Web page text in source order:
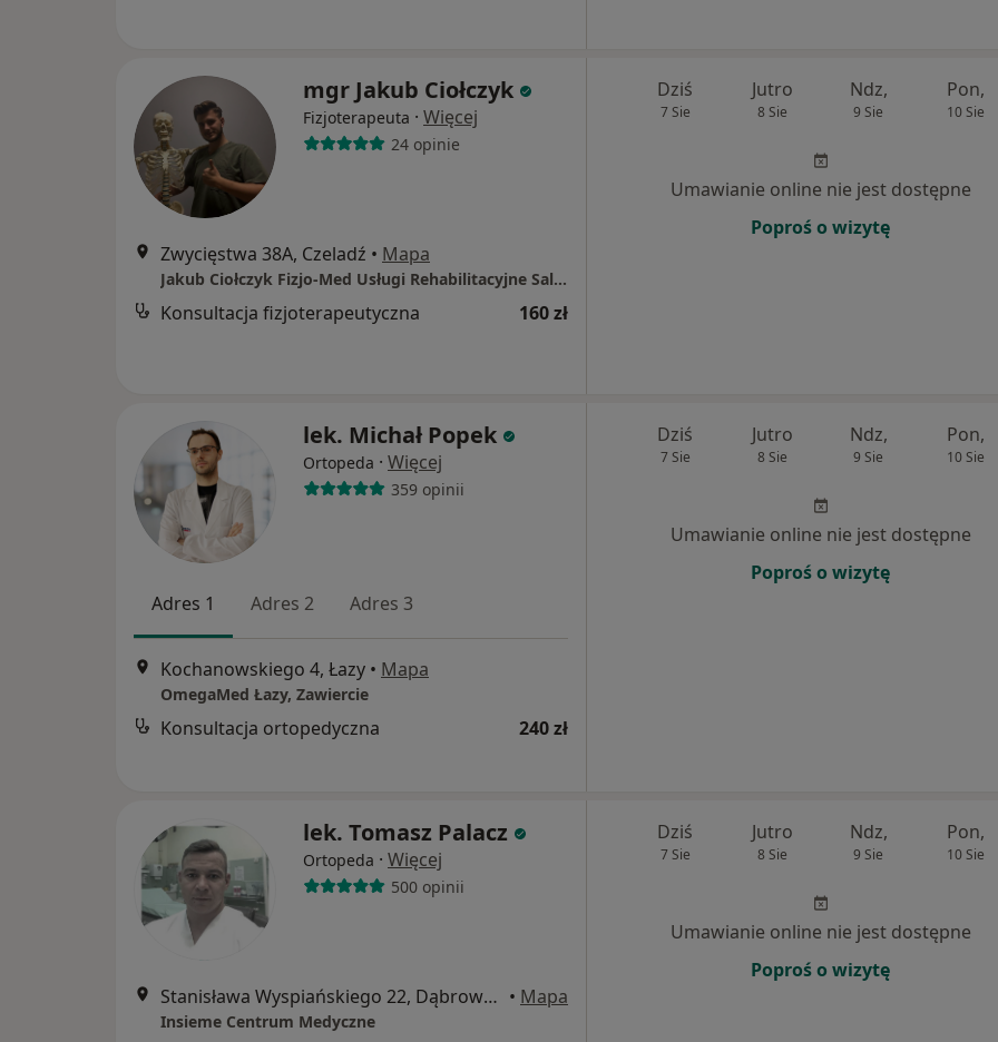
mgr Jakub Ciołczyk
Fizjoterapeuta · Więcej
24 opinie
Zwycięstwa 38A, Czeladź • Mapa
Jakub Ciołczyk Fizjo-Med Usługi Rehabilitacyjne Salon Medyczny
Konsultacja fizjoterapeutyczna 160 zł
Dziś
7 Sie
Jutro
8 Sie
Ndz,
9 Sie
Pon,
10 Sie
Umawianie online nie jest dostępne
Poproś o wizytę
lek. Michał Popek
Ortopeda · Więcej
359 opinii
Adres 1 Adres 2 Adres 3
Kochanowskiego 4, Łazy • Mapa
OmegaMed Łazy, Zawiercie
Konsultacja ortopedyczna 240 zł
Dziś
7 Sie
Jutro
8 Sie
Ndz,
9 Sie
Pon,
10 Sie
Umawianie online nie jest dostępne
Poproś o wizytę
lek. Tomasz Palacz
Ortopeda · Więcej
500 opinii
Stanisława Wyspiańskiego 22, Dąbrowa Górnicza • Mapa
Insieme Centrum Medyczne
Dziś
7 Sie
Jutro
8 Sie
Ndz,
9 Sie
Pon,
10 Sie
Umawianie online nie jest dostępne
Poproś o wizytę